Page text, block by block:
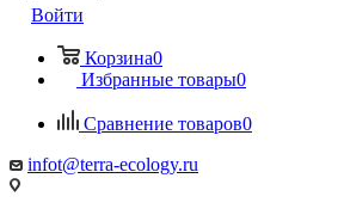
Войти
Корзина0
Избранные товары0
Сравнение товаров0
infot@terra-ecology.ru